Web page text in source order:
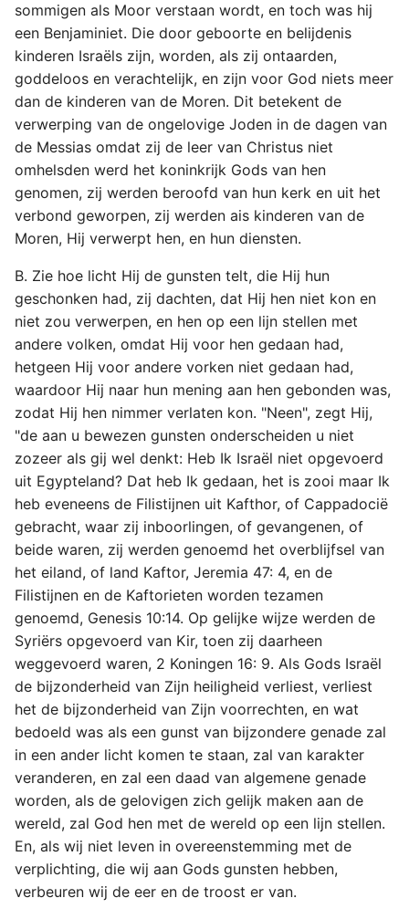
sommigen als Moor verstaan wordt, en toch was hij
een Benjaminiet. Die door geboorte en belijdenis
kinderen Israëls zijn, worden, als zij ontaarden,
goddeloos en verachtelijk, en zijn voor God niets meer
dan de kinderen van de Moren. Dit betekent de
verwerping van de ongelovige Joden in de dagen van
de Messias omdat zij de leer van Christus niet
omhelsden werd het koninkrijk Gods van hen
genomen, zij werden beroofd van hun kerk en uit het
verbond geworpen, zij werden ais kinderen van de
Moren, Hij verwerpt hen, en hun diensten.
B. Zie hoe licht Hij de gunsten telt, die Hij hun
geschonken had, zij dachten, dat Hij hen niet kon en
niet zou verwerpen, en hen op een lijn stellen met
andere volken, omdat Hij voor hen gedaan had,
hetgeen Hij voor andere vorken niet gedaan had,
waardoor Hij naar hun mening aan hen gebonden was,
zodat Hij hen nimmer verlaten kon. "Neen", zegt Hij,
"de aan u bewezen gunsten onderscheiden u niet
zozeer als gij wel denkt: Heb Ik Israël niet opgevoerd
uit Egypteland? Dat heb Ik gedaan, het is zooi maar Ik
heb eveneens de Filistijnen uit Kafthor, of Cappadocië
gebracht, waar zij inboorlingen, of gevangenen, of
beide waren, zij werden genoemd het overblijfsel van
het eiland, of land Kaftor, Jeremia 47: 4, en de
Filistijnen en de Kaftorieten worden tezamen
genoemd, Genesis 10:14. Op gelijke wijze werden de
Syriërs opgevoerd van Kir, toen zij daarheen
weggevoerd waren, 2 Koningen 16: 9. Als Gods Israël
de bijzonderheid van Zijn heiligheid verliest, verliest
het de bijzonderheid van Zijn voorrechten, en wat
bedoeld was als een gunst van bijzondere genade zal
in een ander licht komen te staan, zal van karakter
veranderen, en zal een daad van algemene genade
worden, als de gelovigen zich gelijk maken aan de
wereld, zal God hen met de wereld op een lijn stellen.
En, als wij niet leven in overeenstemming met de
verplichting, die wij aan Gods gunsten hebben,
verbeuren wij de eer en de troost er van.